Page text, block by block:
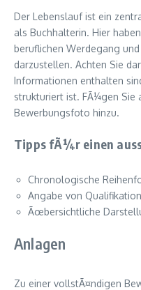
Der Lebenslauf ist ein
als Buchhalterin. Hier
beruflichen Werdegang
darzustellen. Achten Sie
Informationen enthalten
strukturiert ist. FÃ¼gen Sie
Bewerbungsfoto hinzu.
Tipps fÃ¼r einen
Chronologische
Angabe von
Ãœbersichtliche
Anlagen
Zu einer vollstÃ¤ndigen